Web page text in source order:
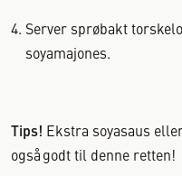
Server sprøbakt
soyamajones.
Tips! Ekstra soyasaus
også godt til denne retten!